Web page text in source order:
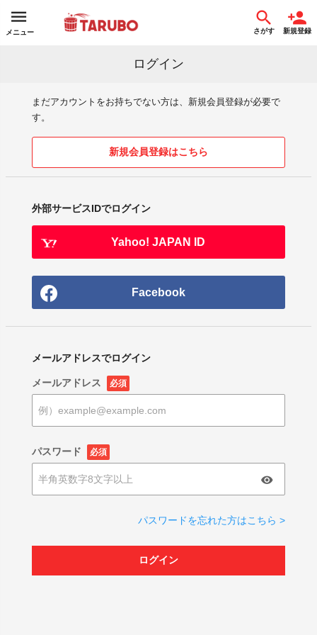
メニュー さがす 新規登録
ログイン
まだアカウントをお持ちでない方は、新規会員登録が必要で
す。
新規会員登録はこちら
外部サービスIDでログイン
Yahoo! JAPAN ID
Facebook
メールアドレスでログイン
メールアドレス 必須
パスワード 必須
パスワードを忘れた方はこちら >
ログイン